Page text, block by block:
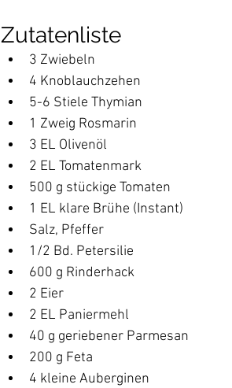
Zutatenliste
3 Zwiebeln
4 Knoblauchzehen
5-6 Stiele Thymian
1 Zweig Rosmarin
3 EL Olivenöl
2 EL Tomatenmark
500 g stückige Tomaten
1 EL klare Brühe (Instant)
Salz, Pfeffer
1/2 Bd. Petersilie
600 g Rinderhack
2 Eier
2 EL Paniermehl
40 g geriebener Parmesan
200 g Feta
4 kleine Auberginen